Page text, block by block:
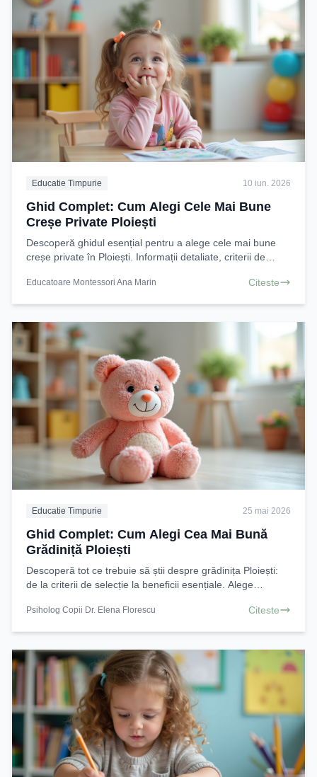
Educatie Timpurie 10 iun. 2026
Ghid Complet: Cum Alegi Cele Mai Bune
Creșe Private Ploiești
Descoperă ghidul esențial pentru a alege cele mai bune
creșe private în Ploiești. Informații detaliate, criterii de
Educatoare Montessori Ana Marin Citeste
Educatie Timpurie 25 mai 2026
Ghid Complet: Cum Alegi Cea Mai Bună
Grădiniță Ploiești
Descoperă tot ce trebuie să știi despre grădinița Ploiești:
de la criterii de selecție la beneficii esențiale. Alege
Psiholog Copii Dr. Elena Florescu Citeste